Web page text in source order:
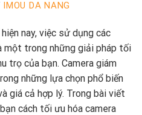
IMOU DA NANG
nay, việc sử dụng các
một trong những giải pháp tối
trọ của bạn. Camera giám
những lựa chọn phổ biến
giá cả hợp lý. Trong bài viết
cách tối ưu hóa camera